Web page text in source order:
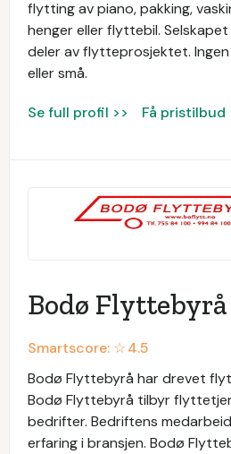
flytting av piano, pakking,
henger eller flyttebil.
deler av flytteprosjektet.
eller små.
Se full profil >> Få pristilbud
Bodø Flyttebyrå
Smartscore: ☆4.5
Bodø Flyttebyrå har drevet
Bodø Flyttebyrå tilbyr
bedrifter. Bedriftens
erfaring i bransjen. Bodø